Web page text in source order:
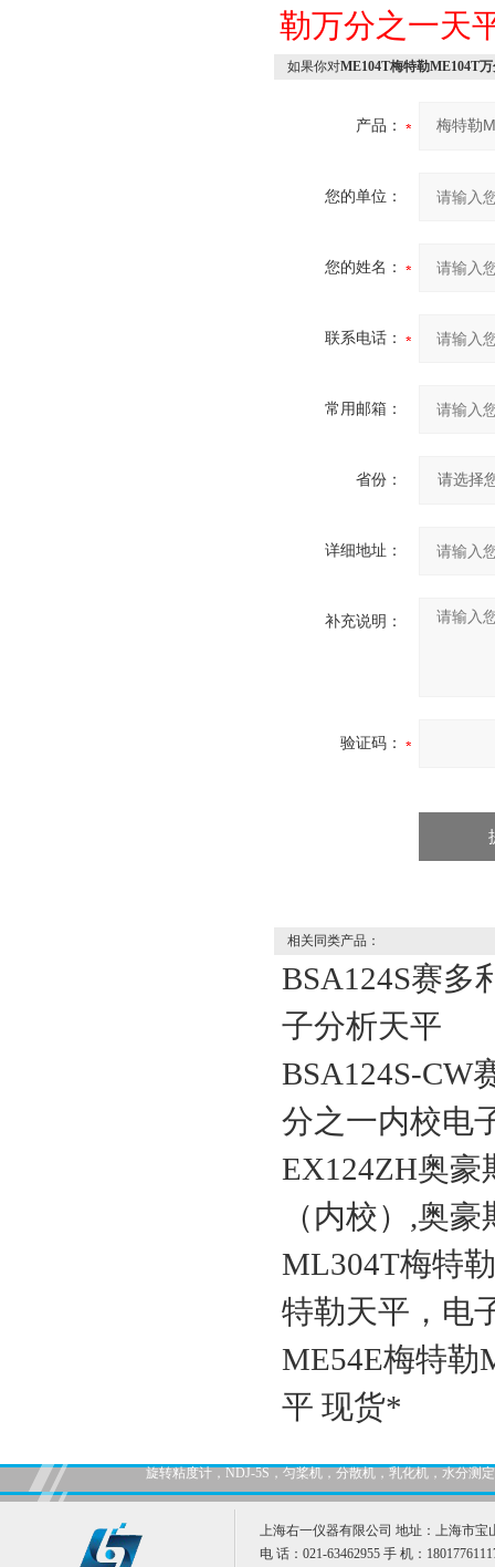
勒万分之一天
如果你对ME104T梅特勒ME104T
产品：
您的单位：
您的姓名：
联系电话：
常用邮箱：
省份：
详细地址：
补充说明：
验证码：
相关同类产品：
BSA124S赛多
子分析天平
BSA124S-CW
分之一内校电
EX124ZH奥豪
（内校）,奥
ML304T梅特
特勒天平，电
ME54E梅特勒
平 现货*
旋转粘度计，NDJ-5S，匀桨机，分散机，乳化机，水分测
上海右一仪器有限公司 地址：上海市宝
电 话：021-63462955 手 机：